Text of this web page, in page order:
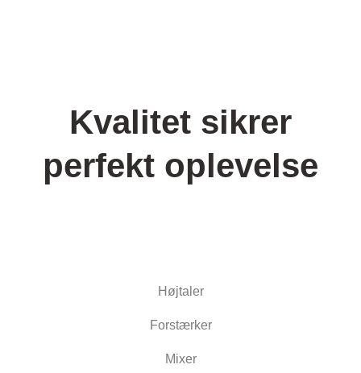
Kvalitet sikrer
perfekt oplevelse
Højtaler
Forstærker
Mixer